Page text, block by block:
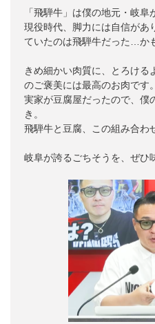
「飛騨牛」は僕の地元・岐阜
現役時代、脚力には自信があ
ていたのは飛騨牛だった…か
きめ細かい肉質に、とろける
のご褒美には最高のお肉です。
実家が豆腐屋だったので、僕
き。
飛騨牛と豆腐、この組み合わ
岐阜が誇るごちそうを、ぜひ